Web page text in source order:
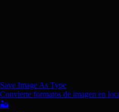
Save Image As Type
Convierte formatos de imagen en
🏜️